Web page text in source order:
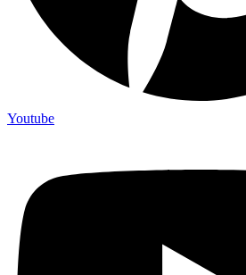
Youtube